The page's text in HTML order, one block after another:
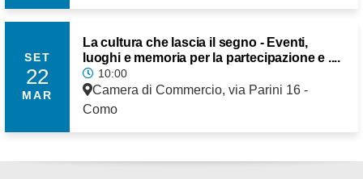
SET
22
MAR
La cultura che lascia il segno - Eventi,
luoghi e memoria per la partecipazione e ....
10:00
Camera di Commercio, via Parini 16 -
Como